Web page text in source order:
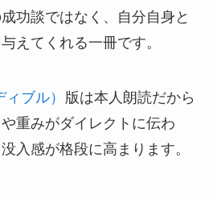
功談ではなく、自分自身と
えてくれる一冊です。
ブル）
版は本人朗読だから
重みがダイレクトに伝わ
入感が格段に高まります。